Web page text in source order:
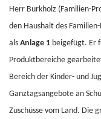
Herr Burkholz (Familien-
den Haushalt des
als Anlage 1 beigefügt. Er
Produktbereiche
Bereich der Kinder- und
Ganztagsangebote an
Zuschüsse vom Land. Die